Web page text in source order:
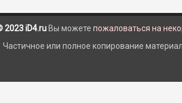
2023 iD4.ru Вы можете пожаловаться на
Частичное или полное копирование